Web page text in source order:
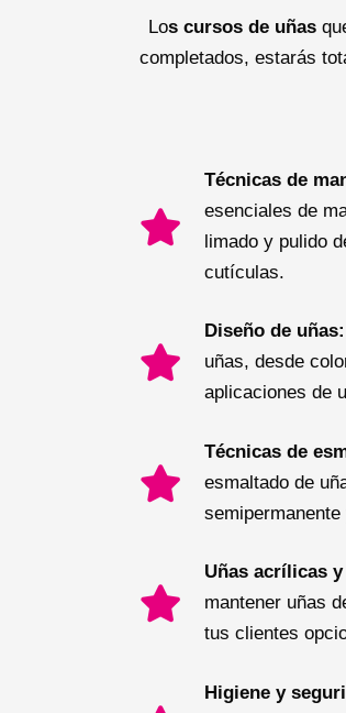
Los cursos de uñas
completados, estarás
Técnicas de
esenciales de
limado y pulido
cutículas.
Diseño de uñas:
uñas, desde
aplicaciones de
Técnicas de
esmaltado de
Uñas acrílicas
mantener uñas
tus clientes
Higiene y